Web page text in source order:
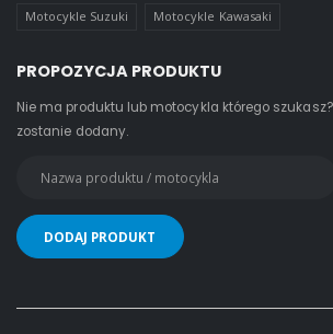
Motocykle Suzuki Motocykle Kawasaki
PROPOZYCJA PRODUKTU
Nie ma produktu lub motocykla którego
zostanie dodany.